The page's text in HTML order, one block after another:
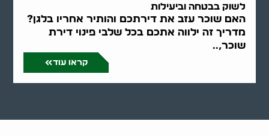
לשוק בבטחה וביעילות
האם שוכר עזב את דירתכם והותיר אחריו בלגן?
מדריך זה ילווה אתכם בכל שלבי פינוי דירת
שוכר,..
קראו עוד